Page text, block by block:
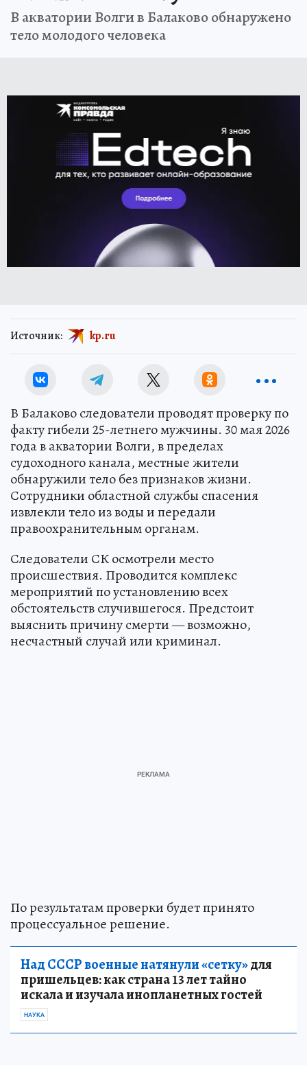
В акватории Волги в Балаково обнаружено
тело молодого человека
Источник: kp.ru
В Балаково следователи проводят проверку по
факту гибели 25-летнего мужчины. 30 мая 2026
года в акватории Волги, в пределах
судоходного канала, местные жители
обнаружили тело без признаков жизни.
Сотрудники областной службы спасения
извлекли тело из воды и передали
правоохранительным органам.
Следователи СК осмотрели место
происшествия. Проводится комплекс
мероприятий по установлению всех
обстоятельств случившегося. Предстоит
выяснить причину смерти — возможно,
несчастный случай или криминал.
По результатам проверки будет принято
процессуальное решение.
Над СССР военные натянули «сетку»для
пришельцев: как страна 13 лет тайно
искала и изучала инопланетных гостей
НАУКА